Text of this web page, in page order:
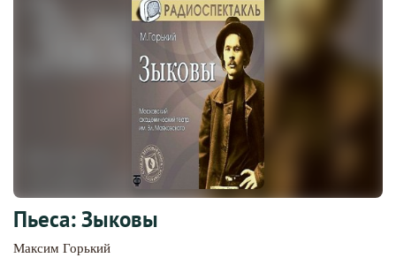
Пьеса: Зыковы
Максим Горький